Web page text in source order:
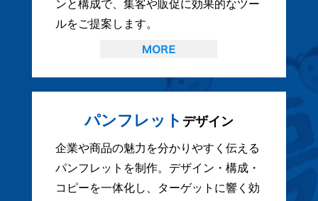
ンと構成で、集客や販促に効果的なツー
ルをご提案します。
パンフレット デザイン
企業や商品の魅力を分かりやすく伝える
パンフレットを制作。デザイン・構成・
コピーを一体化し、ターゲットに響く効